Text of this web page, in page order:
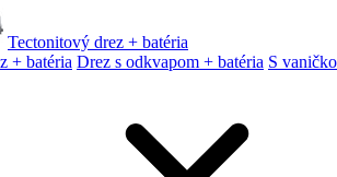
Tectonitový drez + batéria
+ batéria Drez s odkvapom + batéria S